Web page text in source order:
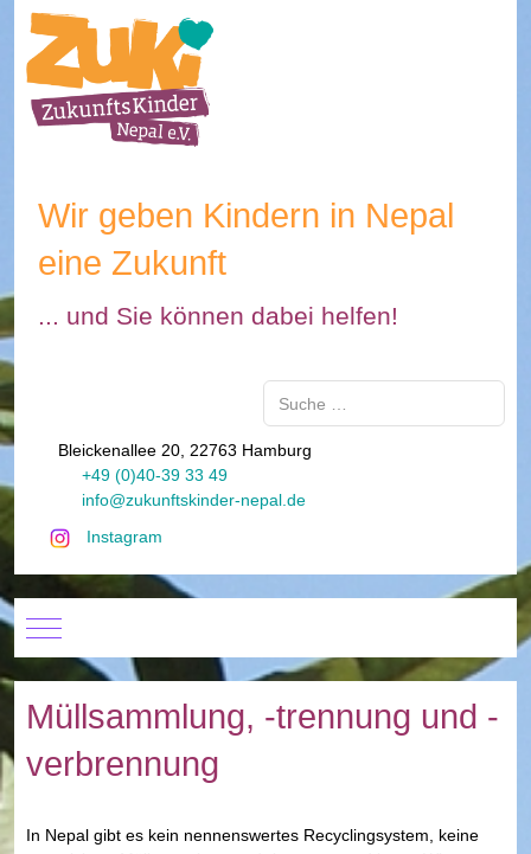
Wir geben Kindern in Nepal
eine Zukunft
... und Sie können dabei helfen!
Bleickenallee 20, 22763 Hamburg
+49 (0)40-39 33 49
info@zukunftskinder-nepal.de
Instagram
Mobile Menu Toggle
Müllsammlung, -trennung und -
verbrennung
In Nepal gibt es kein nennenswertes Recyclingsystem, keine